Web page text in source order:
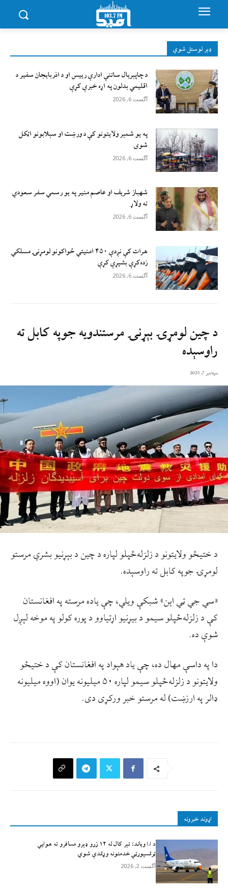
ډېر لوستل شوي
د چاپېریال ساتنې ادارې رییس او د اذربایجان سفیر د
اقلیمي بدلون په اړه خبرې کړې
آگست 6, 2026
په یو شمېر ولایتونو کې د ورښت او سېلابونو اټکل
شوی
آگست 6, 2026
شهباز شریف او عاصم منیر په یو رسمي سفر سعودي
ته ولاړ
آگست 6, 2026
هرات کې نږدې ۴۵۰ امنيتي ځواکونو لومړنۍ مسلکي
زده‌کړې بشپړې کړې
آگست 6, 2026
د چین لومړۍ بېړنۍ مرستندویه جوپه کابل ته
راوسېده
سپتامبر 7, 2025
د ختيځو ولايتونو د زلزله‌ځپلو لپاره د چين د بېړنيو بشري مرستو
لومړۍ جوپه کابل ته راوسېده.
«سي جي ټي اېن» شبکې ويلي، چې یاده مرسته په افغانستان
کې د زلزله‌ځپلو سیمو د بیړنیو اړتیاوو د پوره کولو په موخه لېږل
شوې ده.
دا په داسې مهال ده، چې ياد هېواد په افغانستان کې د ختيځو
ولايتونو د زلزله‌ځپلو سيمو لپاره ۵۰ ميليونه يوان (اووه ميليونه
ډالر په ارزښت) له مرستو خبر ورکړی دی.
اړوند خبرونه
د ا.ا وياند: تېر کال له ۱۲ زرو ډېرو مسافرو ته هوايي
ټرانسپورټي خدمتونه وړاندې شوي
آگست 2, 2026